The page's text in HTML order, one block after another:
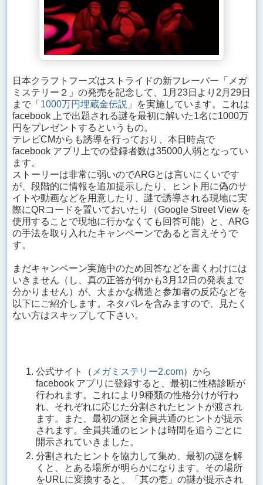
日本クラフトフーズはストライドの新フレーバー「メガ
ミステリー２」の発売を記念して、1月23日より2月29日
まで「 1000万円埋蔵金伝説 」を実施しています。これは
facebook 上で出題される謎を最初に解いた1名に1000万
円をプレゼントするというもの。
テレビCMからも誘導を行っており、本日時点で
facebook アプリ上での登録者数は35000人弱となってい
ます。
ストーリーは非常に弱いのでARGとは言いにくいです
が、段階的に情報を追加提示したり、ヒント用に偽のサ
イトや動画などを用意したり、謎で誘導される現地に実
際にQRコードを置いておいたり（Google Street View を
使用することで現地に行かなくても回答可能）と、ARG
の手法を取り入れたキャンペーンであると言えそうで
す。
まだキャンペーン実施中のため回答などを書くわけには
いきません（し、真の正答が何かも3月12日の発表まで
分かりません）が、大まかな構造と参加者の反応などを
以下にご紹介します。ネタバレを含みますので、見たく
ない方はスキップして下さい。
公式サイト（ メガミステリー2.com）から
facebook アプリに登録すると、最初に性格診断が
行われます。これにより9種類の性格分けが行わ
れ、それぞれに応じた分割されたヒントが渡され
ます。また、最初の謎と全員共通のヒントが提示
されます。全員共通のヒントは時間を追うごとに
開示されていきました。
分割されたヒントを協力して集め、最初の謎を解
くと、とある場所が明らかになります。その場所
をURLに変換すると、「其の壱」の謎が提示され